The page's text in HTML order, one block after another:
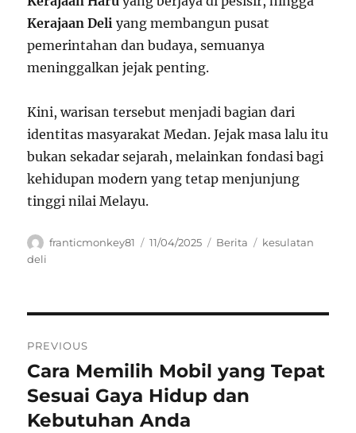
Kerajaan Deli yang membangun pusat
pemerintahan dan budaya, semuanya
meninggalkan jejak penting.
Kini, warisan tersebut menjadi bagian dari
identitas masyarakat Medan. Jejak masa lalu itu
bukan sekadar sejarah, melainkan fondasi bagi
kehidupan modern yang tetap menjunjung
tinggi nilai Melayu.
Author
franticmonkey81
Posted
11/04/2025 Categories
Berita Tags
kesulatan
deli
pos
PREVIOUS
Previous
post:
Cara Memilih Mobil yang Tepat
Sesuai Gaya Hidup dan
Kebutuhan Anda